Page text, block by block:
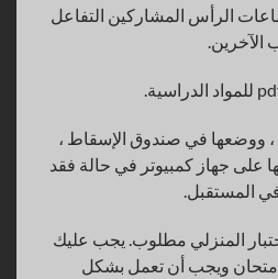
الرأس المشاركين التفاعل
الآخرين.
ووضعها في صندوق الإسقاط ،
على جهاز كمبيوتر في حالة فقد
المستقبل.
المنزلي مطلوب. يجب عليك
ويجب أن تعمل بشكل